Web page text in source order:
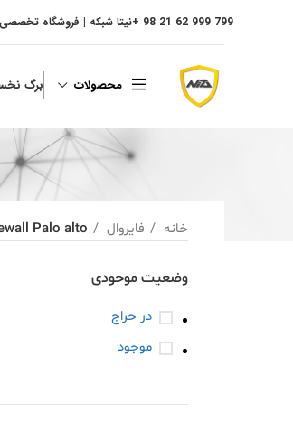
799 999 62 21 98 + نیتا شبکه | فروشگاه
محصولات برگ
خانه فایروال Palo alto
وضعیت موحودی
در حراج
موجود